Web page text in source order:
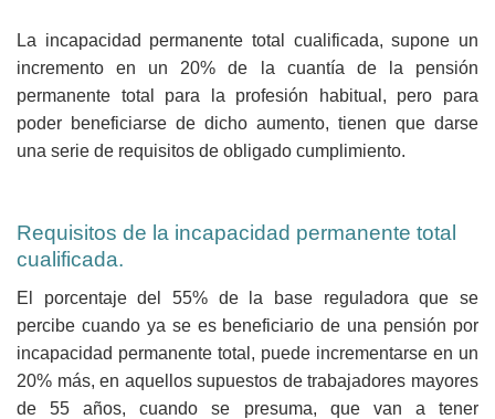
La incapacidad permanente total cualificada, supone un
incremento en un 20% de la cuantía de la pensión
permanente total para la profesión habitual, pero para
poder beneficiarse de dicho aumento, tienen que darse
una serie de requisitos de obligado cumplimiento.
Requisitos de la incapacidad permanente total
cualificada.
El porcentaje del 55% de la base reguladora que se
percibe cuando ya se es beneficiario de una pensión por
incapacidad permanente total, puede incrementarse en un
20% más, en aquellos supuestos de trabajadores mayores
de 55 años, cuando se presuma, que van a tener